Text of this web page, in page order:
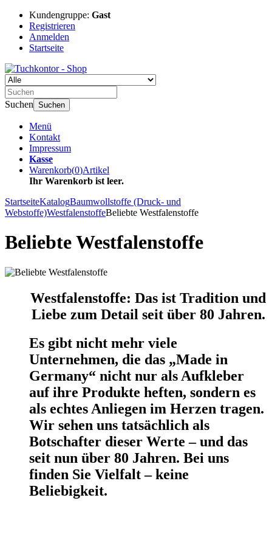
Kundengruppe: Gast
Registrieren
Anmelden
Startseite
Suchen Suchen
Menü
Kontakt
Impressum
Kasse
Warenkorb(0)Artikel
Ihr Warenkorb ist leer.
StartseiteKatalogBaumwollstoffe (Druck- und
Webstoffe)WestfalenstoffeBeliebte Westfalenstoffe
Beliebte Westfalenstoffe
Westfalenstoffe: Das ist Tradition und
Liebe zum Detail seit über 80 Jahren.
Es gibt nicht mehr viele
Unternehmen, die das „Made in
Germany“ nicht nur als Aufkleber
auf ihre Produkte heften, sondern es
als echtes Anliegen im Herzen tragen.
Wir sehen uns tatsächlich als
Botschafter dieser Werte – und das
seit nun über 80 Jahren. Bei uns
finden Sie Vielfalt – keine
Beliebigkeit.